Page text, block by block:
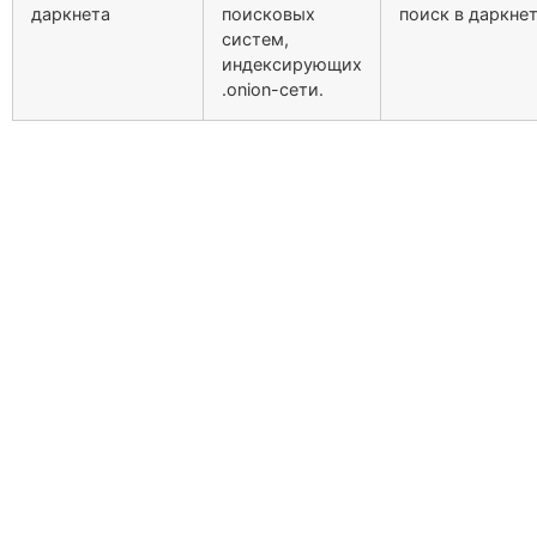
даркнета
поисковых
систем,
индексирующих
.onion-сети.
поиск в